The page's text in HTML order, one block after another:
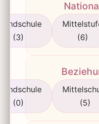
(3)
(6)
(0)
(5)